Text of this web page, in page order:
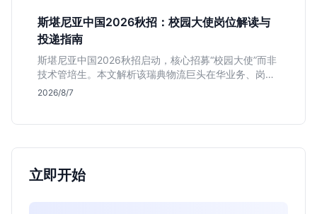
斯堪尼亚中国2026秋招：校园大使岗位解读与
投递指南
斯堪尼亚中国2026秋招启动，核心招募“校园大使”而非
技术管培生。本文解析该瑞典物流巨头在华业务、岗位
真实职责及不限专业背后的竞争逻辑，助你判断是否值
2026/8/7
立即开始